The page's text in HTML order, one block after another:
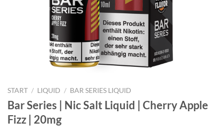
START / LIQUID / BAR SERIES LIQUID
Bar Series | Nic Salt Liquid | Cherry Apple
Fizz | 20mg